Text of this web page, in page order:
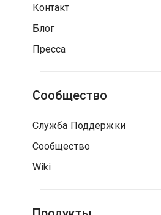
Контакт
Блог
Пресса
Сообщество
Служба Поддержки
Сообщество
Wiki